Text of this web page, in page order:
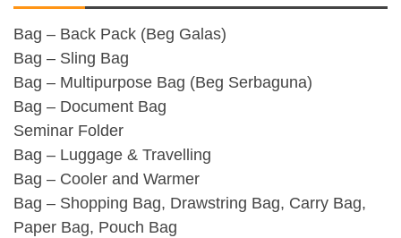
Bag – Back Pack (Beg Galas)
Bag – Sling Bag
Bag – Multipurpose Bag (Beg Serbaguna)
Bag – Document Bag
Seminar Folder
Bag – Luggage & Travelling
Bag – Cooler and Warmer
Bag – Shopping Bag, Drawstring Bag, Carry Bag,
Paper Bag, Pouch Bag